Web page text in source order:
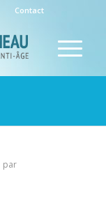
Contact
par